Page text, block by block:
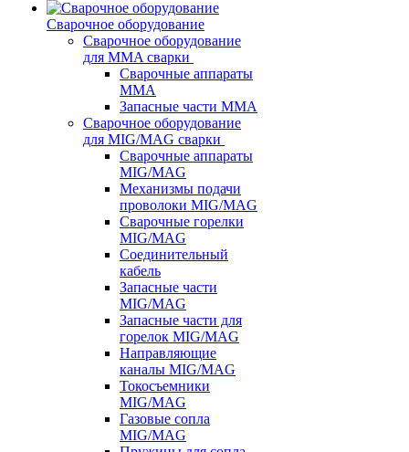
Сварочное оборудование
Сварочное оборудование
для MMA сварки
Сварочные аппараты
MMA
Запасные части MMA
Сварочное оборудование
для MIG/MAG сварки
Сварочные аппараты
MIG/MAG
Механизмы подачи
проволоки MIG/MAG
Сварочные горелки
MIG/MAG
Соединительный
кабель
Запасные части
MIG/MAG
Запасные части для
горелок MIG/MAG
Направляющие
каналы MIG/MAG
Токосъемники
MIG/MAG
Газовые сопла
MIG/MAG